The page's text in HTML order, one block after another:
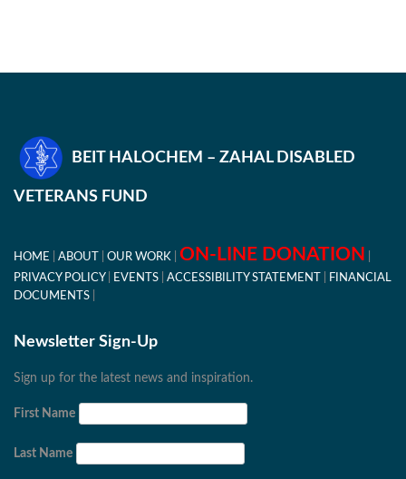
BEIT HALOCHEM – ZAHAL DISABLED
VETERANS FUND
HOME ABOUT OUR WORK ON-LINE DONATION
PRIVACY POLICY EVENTS ACCESSIBILITY STATEMENT
FINANCIAL
DOCUMENTS
Newsletter Sign-Up
Sign up for the latest news and inspiration.
First Name
Last Name